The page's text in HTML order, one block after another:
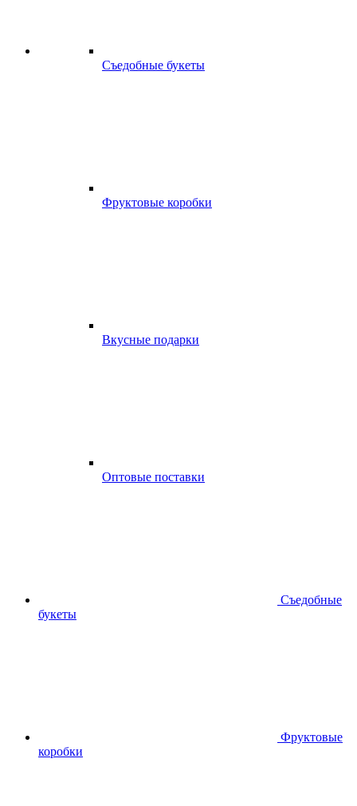
Съедобные букеты
Фруктовые коробки
Вкусные подарки
Оптовые поставки
Съедобные
букеты
Фруктовые
коробки